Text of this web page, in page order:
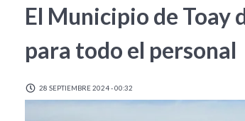
El Municipio de Toay
para todo el personal
28 SEPTIEMBRE 2024 - 00:32